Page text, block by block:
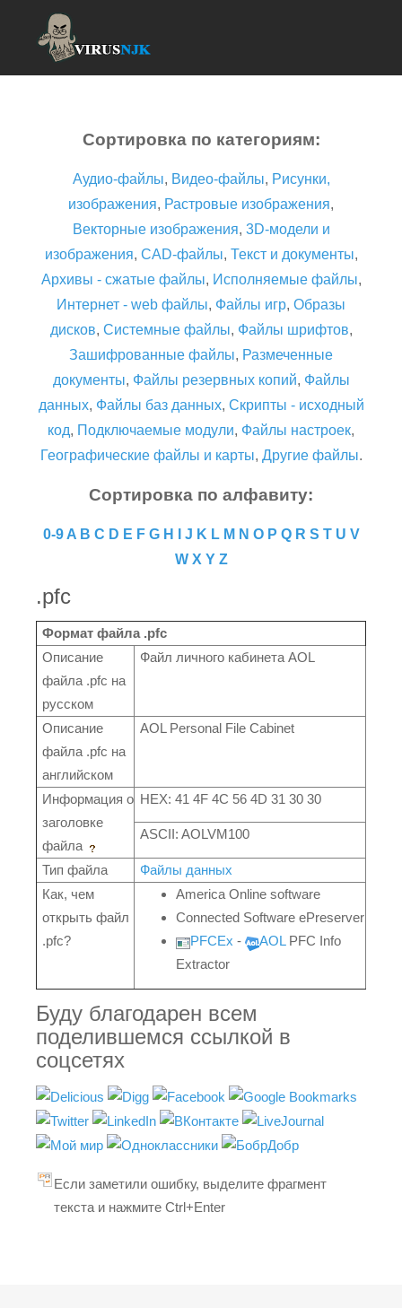
Сортировка по категориям:
Аудио-файлы, Видео-файлы, Рисунки,
изображения, Растровые изображения,
Векторные изображения, 3D-модели и
изображения, CAD-файлы, Текст и документы,
Архивы - сжатые файлы, Исполняемые файлы,
Интернет - web файлы, Файлы игр, Образы
дисков, Системные файлы, Файлы шрифтов,
Зашифрованные файлы, Размеченные
документы, Файлы резервных копий, Файлы
данных, Файлы баз данных, Скрипты - исходный
код, Подключаемые модули, Файлы настроек,
Географические файлы и карты, Другие файлы.
Сортировка по алфавиту:
0-9 A B C D E F G H J K L M N O P Q R S T U V
W X Y Z
.pfc
Формат файла .pfc
Описание
файла .pfc на
русском
Файл личного кабинета AOL
Описание
файла .pfc на
английском
AOL Personal File Cabinet
Информация о
заголовке
файла
HEX: 41 4F 4C 56 4D 31 30 30
ASCII: AOLVM100
Тип файла
Файлы данных
Как, чем
открыть файл
.pfc?
America Online software
Connected Software ePreserver
PFCEx - AOLPFC Info
Extractor
Буду благодарен всем
поделившемся ссылкой в
соцсетях
Если заметили ошибку, выделите фрагмент
текста и нажмите Ctrl+Enter